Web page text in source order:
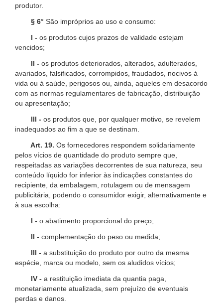
produtor.
§ 6° São impróprios ao uso e consumo:
I - os produtos cujos prazos de validade estejam
vencidos;
II - os produtos deteriorados, alterados, adulterados,
avariados, falsificados, corrompidos, fraudados, nocivos à
vida ou à saúde, perigosos ou, ainda, aqueles em desacordo
com as normas regulamentares de fabricação, distribuição
ou apresentação;
III - os produtos que, por qualquer motivo, se revelem
inadequados ao fim a que se destinam.
Art. 19. Os fornecedores respondem solidariamente
pelos vícios de quantidade do produto sempre que,
respeitadas as variações decorrentes de sua natureza, seu
conteúdo líquido for inferior às indicações constantes do
recipiente, da embalagem, rotulagem ou de mensagem
publicitária, podendo o consumidor exigir, alternativamente e
à sua escolha:
I - o abatimento proporcional do preço;
II - complementação do peso ou medida;
III - a substituição do produto por outro da mesma
espécie, marca ou modelo, sem os aludidos vícios;
IV - a restituição imediata da quantia paga,
monetariamente atualizada, sem prejuízo de eventuais
perdas e danos.